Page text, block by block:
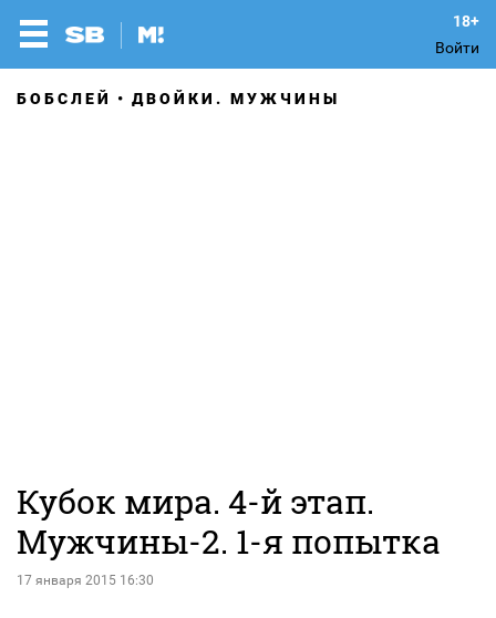
Войти
БОБСЛЕЙ ДВОЙКИ. МУЖЧИНЫ
Кубок мира. 4-й этап.
Мужчины-2. 1-я попытка
17 января 2015 16:30